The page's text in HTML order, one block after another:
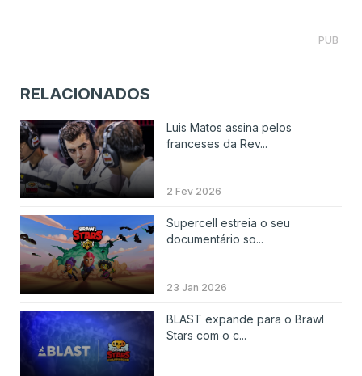
PUB
RELACIONADOS
Luis Matos assina pelos
franceses da Rev...
2 Fev 2026
Supercell estreia o seu
documentário so...
23 Jan 2026
BLAST expande para o Brawl
Stars com o c...